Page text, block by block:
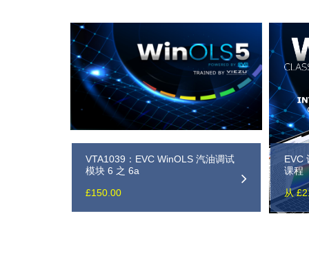
VTA1039：EVC WinOLS 汽油调试
模块 6 之 6a
£150.00
EVC
课程
从